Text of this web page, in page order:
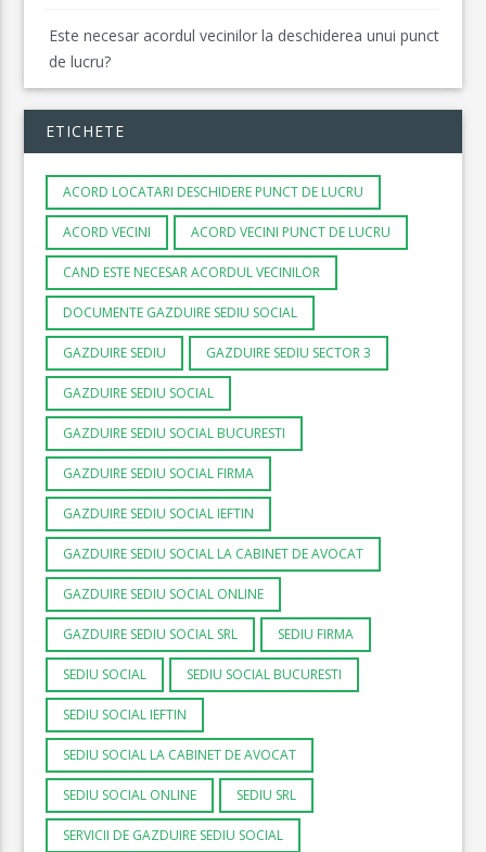
Este necesar acordul vecinilor la deschiderea unui punct
de lucru?
ETICHETE
ACORD LOCATARI DESCHIDERE PUNCT DE LUCRU
ACORD VECINI ACORD VECINI PUNCT DE LUCRU
CAND ESTE NECESAR ACORDUL VECINILOR
DOCUMENTE GAZDUIRE SEDIU SOCIAL
GAZDUIRE SEDIU GAZDUIRE SEDIU SECTOR 3
GAZDUIRE SEDIU SOCIAL
GAZDUIRE SEDIU SOCIAL BUCURESTI
GAZDUIRE SEDIU SOCIAL FIRMA
GAZDUIRE SEDIU SOCIAL IEFTIN
GAZDUIRE SEDIU SOCIAL LA CABINET DE AVOCAT
GAZDUIRE SEDIU SOCIAL ONLINE
GAZDUIRE SEDIU SOCIAL SRL SEDIU FIRMA
SEDIU SOCIAL SEDIU SOCIAL BUCURESTI
SEDIU SOCIAL IEFTIN
SEDIU SOCIAL LA CABINET DE AVOCAT
SEDIU SOCIAL ONLINE SEDIU SRL
SERVICII DE GAZDUIRE SEDIU SOCIAL